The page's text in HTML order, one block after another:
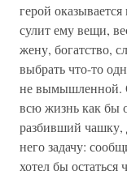
герой
сулит ему вещи,
жену, богатство,
выбрать что-то
не вымышленной.
всю жизнь как бы
разбивший
него задачу:
хотел бы